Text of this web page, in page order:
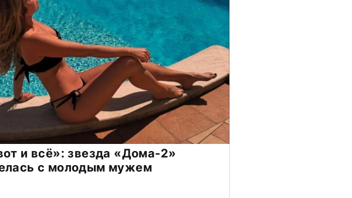
и всё»: звезда «Дома-2»
с молодым мужем